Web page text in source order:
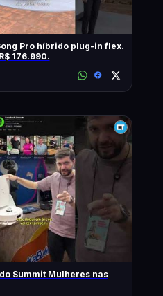
Pro híbrido plug-in flex.
176.990.
Summit Mulheres nas